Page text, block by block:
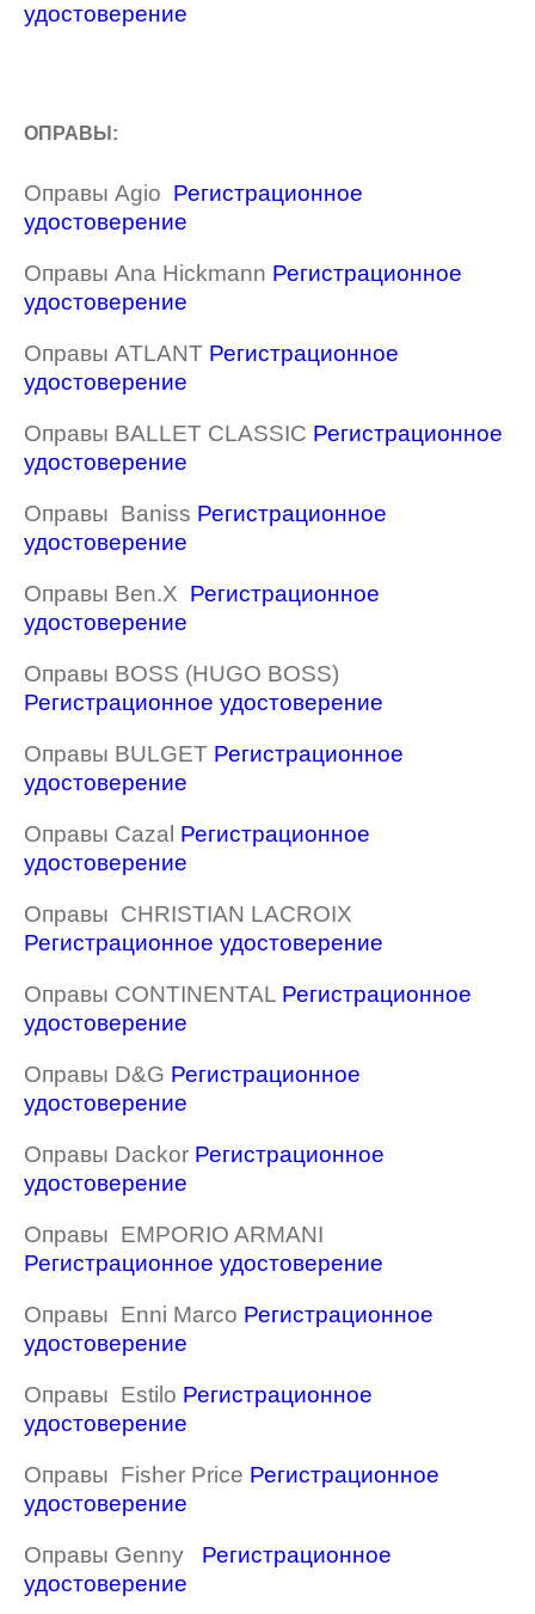
удостоверение
ОПРАВЫ:
Оправы Agio Регистрационное
удостоверение
Оправы Ana Hickmann Регистрационное
удостоверение
Оправы ATLANT Регистрационное
удостоверение
Оправы BALLET CLASSIC Регистрационное
удостоверение
Оправы Baniss Регистрационное
удостоверение
Оправы Ben.X Регистрационное
удостоверение
Оправы BOSS (HUGO BOSS)
Регистрационное удостоверение
Оправы BULGET Регистрационное
удостоверение
Оправы Cazal Регистрационное
удостоверение
Оправы CHRISTIAN LACROIX
Регистрационное удостоверение
Оправы CONTINENTAL Регистрационное
удостоверение
Оправы D&G Регистрационное
удостоверение
Оправы Dackor Регистрационное
удостоверение
Оправы EMPORIO ARMANI
Регистрационное удостоверение
Оправы Enni Marco Регистрационное
удостоверение
Оправы Estilo Регистрационное
удостоверение
Оправы Fisher Price Регистрационное
удостоверение
Оправы Genny Регистрационное
удостоверение